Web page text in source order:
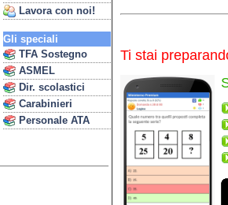
Lavora con noi!
Gli speciali
TFA Sostegno
ASMEL
Dir. scolastici
Carabinieri
Personale ATA
Ti stai